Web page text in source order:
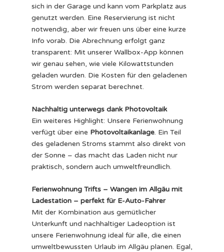
sich in der Garage und kann vom Parkplatz aus
genutzt werden. Eine Reservierung ist nicht
notwendig, aber wir freuen uns über eine kurze
Info vorab. Die Abrechnung erfolgt ganz
transparent: Mit unserer Wallbox-App können
wir genau sehen, wie viele Kilowattstunden
geladen wurden. Die Kosten für den geladenen
Strom werden separat berechnet.
Nachhaltig unterwegs dank Photovoltaik
Ein weiteres Highlight: Unsere Ferienwohnung
verfügt über eine Photovoltaikanlage. Ein Teil
des geladenen Stroms stammt also direkt von
der Sonne – das macht das Laden nicht nur
praktisch, sondern auch umweltfreundlich.
Ferienwohnung Trifts – Wangen im Allgäu mit
Ladestation – perfekt für E-Auto-Fahrer
Mit der Kombination aus gemütlicher
Unterkunft und nachhaltiger Ladeoption ist
unsere Ferienwohnung ideal für alle, die einen
umweltbewussten Urlaub im Allgäu planen. Egal,